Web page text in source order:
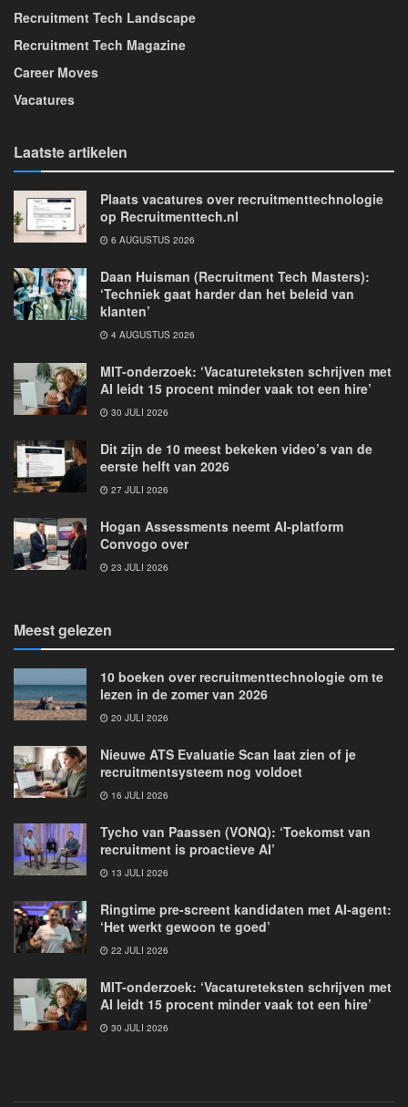
Recruitment Tech Landscape
Recruitment Tech Magazine
Career Moves
Vacatures
Laatste artikelen
Plaats vacatures over recruitmenttechnologie
op Recruitmenttech.nl
6 AUGUSTUS 2026
Daan Huisman (Recruitment Tech Masters):
‘Techniek gaat harder dan het beleid van
klanten’
4 AUGUSTUS 2026
MIT-onderzoek: ‘Vacatureteksten schrijven met
AI leidt 15 procent minder vaak tot een hire’
30 JULI 2026
Dit zijn de 10 meest bekeken video’s van de
eerste helft van 2026
27 JULI 2026
Hogan Assessments neemt AI-platform
Convogo over
23 JULI 2026
Meest gelezen
10 boeken over recruitmenttechnologie om te
lezen in de zomer van 2026
20 JULI 2026
Nieuwe ATS Evaluatie Scan laat zien of je
recruitmentsysteem nog voldoet
16 JULI 2026
Tycho van Paassen (VONQ): ‘Toekomst van
recruitment is proactieve AI’
13 JULI 2026
Ringtime pre-screent kandidaten met AI-agent:
‘Het werkt gewoon te goed’
22 JULI 2026
MIT-onderzoek: ‘Vacatureteksten schrijven met
AI leidt 15 procent minder vaak tot een hire’
30 JULI 2026